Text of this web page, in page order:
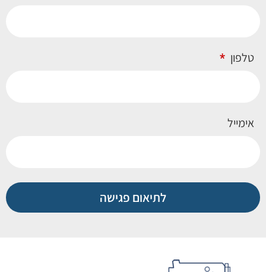
טלפון
אימייל
לתיאום פגישה